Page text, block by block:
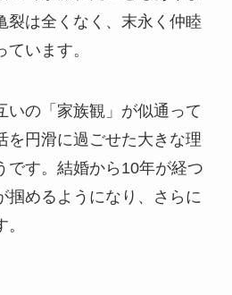
裂は全くなく、末永く仲睦
います。
いの「家族観」が似通って
を円滑に過ごせた大きな理
です。結婚から10年が経つ
掴めるようになり、さらに